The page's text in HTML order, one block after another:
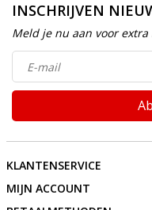
INSCHRIJVEN
Meld je nu aan voor
KLANTENSERVICE
MIJN ACCOUNT